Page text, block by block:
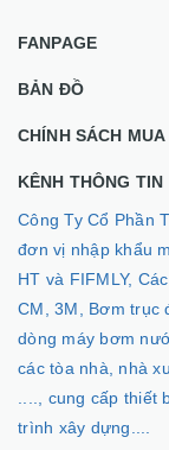
KÊNH THÔNG TIN
Công Ty Cổ Phần
đơn vị nhập khẩu
HT và FIFMLY,
CM, 3M, Bơm trục
dòng máy bơm
các tòa nhà, nhà